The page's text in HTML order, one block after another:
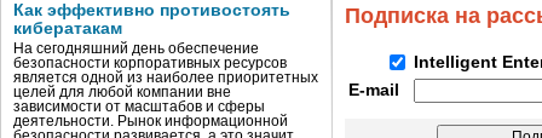
Как эффективно противостоять
кибератакам
На сегодняшний день обеспечение
безопасности корпоративных ресурсов
является одной из наиболее приоритетных
целей для любой компании вне
зависимости от масштабов и сферы
деятельности. Рынок информационной
Подписка на
Intelligent
E-mail